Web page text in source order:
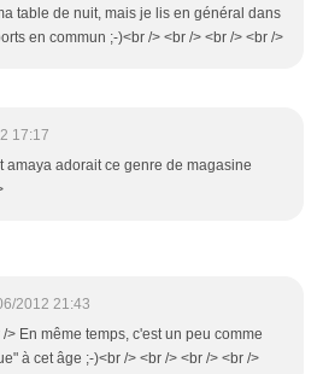
table de nuit, mais je lis en général dans
en commun ;-)<br /> <br /> <br /> <br />
17:17
amaya adorait ce genre de magasine
2012 21:43
/> En même temps, c'est un peu comme
à cet âge ;-)<br /> <br /> <br /> <br />